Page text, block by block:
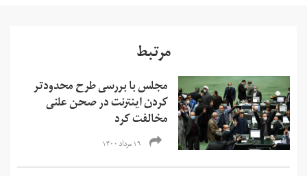
مرتبط
مجلس با بررسی طرح محدودتر
کردن اینترنت در صحن علنی
مخالفت کرد
۱۹ مرداد ۱۴۰۰